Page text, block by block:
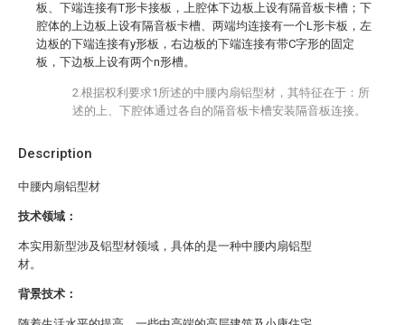
Description
中腰内扇铝型材
技术领域：
本实用新型涉及铝型材领域，具体的是一种中腰内扇铝型
材。
背景技术：
板、下端连接有T形卡接板，上腔体下边板上设有隔音板卡槽；下
腔体的上边板上设有隔音板卡槽、两端均连接有一个L形卡板，左
边板的下端连接有y形板，右边板的下端连接有带C字形的固定
板，下边板上设有两个n形槽。
2.根据权利要求1所述的中腰内扇铝型材，其特征在于：所
述的上、下腔体通过各自的隔音板卡槽安装隔音板连接。